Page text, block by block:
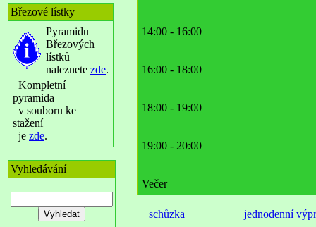
Březové lístky
Pyramidu
Březových
lístků
naleznete zde.
Kompletní
pyramida
v souboru ke
stažení
je zde.
Vyhledávání
14:00 - 16:00
16:00 - 18:00
18:00 - 19:00
19:00 - 20:00
Večer
schůzka jednodenní